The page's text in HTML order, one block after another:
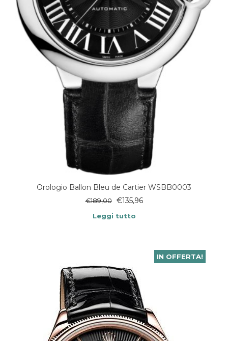
Orologio Ballon Bleu de Cartier WSBB0003
€189,00 €135,96
Leggi tutto
IN OFFERTA!